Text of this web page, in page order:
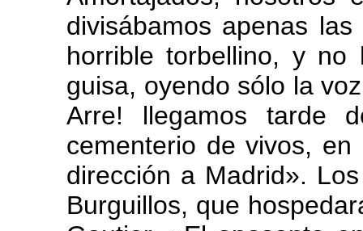
divisábamos apenas
horrible torbellino, y
guisa, oyendo sólo la
Arre! llegamos tarde
cementerio de vivos,
dirección a Madrid».
Burguillos, que